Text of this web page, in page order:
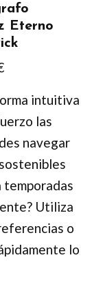
Eterno
intuitiva
las
navegar
temporadas
Utiliza
o
lo